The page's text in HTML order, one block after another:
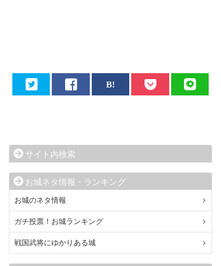
サイト内検索
お城ネタ情報・ランキング
お城のネタ情報
ガチ投票！お城ランキング
戦国武将にゆかりある城